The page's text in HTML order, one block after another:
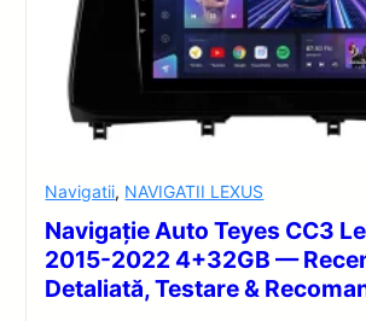
Navigatii, NAVIGATII LEXUS
Navigație Auto Teyes CC3
2015-2022 4+32GB —
Detaliată, Testare &